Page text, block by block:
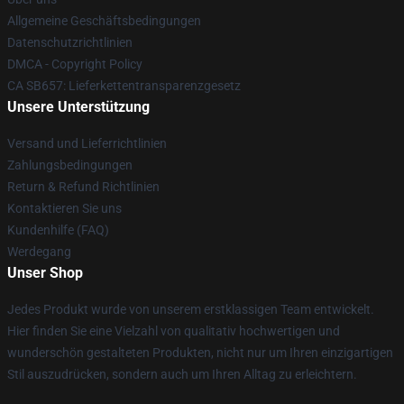
Allgemeine Geschäftsbedingungen
Datenschutzrichtlinien
DMCA - Copyright Policy
CA SB657: Lieferkettentransparenzgesetz
Unsere Unterstützung
Versand und Lieferrichtlinien
Zahlungsbedingungen
Return & Refund Richtlinien
Kontaktieren Sie uns
Kundenhilfe (FAQ)
Werdegang
Unser Shop
Jedes Produkt wurde von unserem erstklassigen Team entwickelt.
Hier finden Sie eine Vielzahl von qualitativ hochwertigen und
wunderschön gestalteten Produkten, nicht nur um Ihren einzigartigen
Stil auszudrücken, sondern auch um Ihren Alltag zu erleichtern.